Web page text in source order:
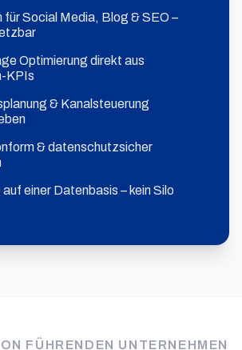
für Social Media, Blog & SEO –
Optimierung direkt aus
KPIs
& Kanalsteuerung
& datenschutzsicher
einer Datenbasis – kein Silo
FÜHRENDEN UNTERNEHMEN